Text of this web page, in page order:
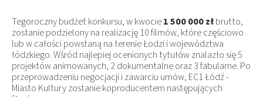
Tegoroczny budżet konkursu, w kwocie1 500 000 złbrutto,
zostanie podzielony na realizację 10 filmów, które częściowo
lub w całości powstaną na terenie Łodzi i województwa
łódzkiego. Wśród najlepiej ocenionych tytułów znalazło się 5
projektów animowanych, 2 dokumentalne oraz 3 fabularne. Po
przeprowadzeniu negocjacji i zawarciu umów, EC1 Łódź -
Miasto Kultury zostanie koproducentem następujących